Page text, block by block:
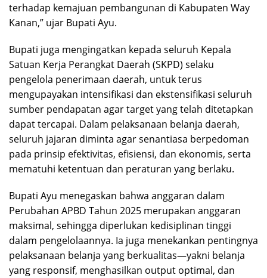
terhadap kemajuan pembangunan di Kabupaten Way
Kanan,” ujar Bupati Ayu.
Bupati juga mengingatkan kepada seluruh Kepala
Satuan Kerja Perangkat Daerah (SKPD) selaku
pengelola penerimaan daerah, untuk terus
mengupayakan intensifikasi dan ekstensifikasi seluruh
sumber pendapatan agar target yang telah ditetapkan
dapat tercapai. Dalam pelaksanaan belanja daerah,
seluruh jajaran diminta agar senantiasa berpedoman
pada prinsip efektivitas, efisiensi, dan ekonomis, serta
mematuhi ketentuan dan peraturan yang berlaku.
Bupati Ayu menegaskan bahwa anggaran dalam
Perubahan APBD Tahun 2025 merupakan anggaran
maksimal, sehingga diperlukan kedisiplinan tinggi
dalam pengelolaannya. Ia juga menekankan pentingnya
pelaksanaan belanja yang berkualitas—yakni belanja
yang responsif, menghasilkan output optimal, dan